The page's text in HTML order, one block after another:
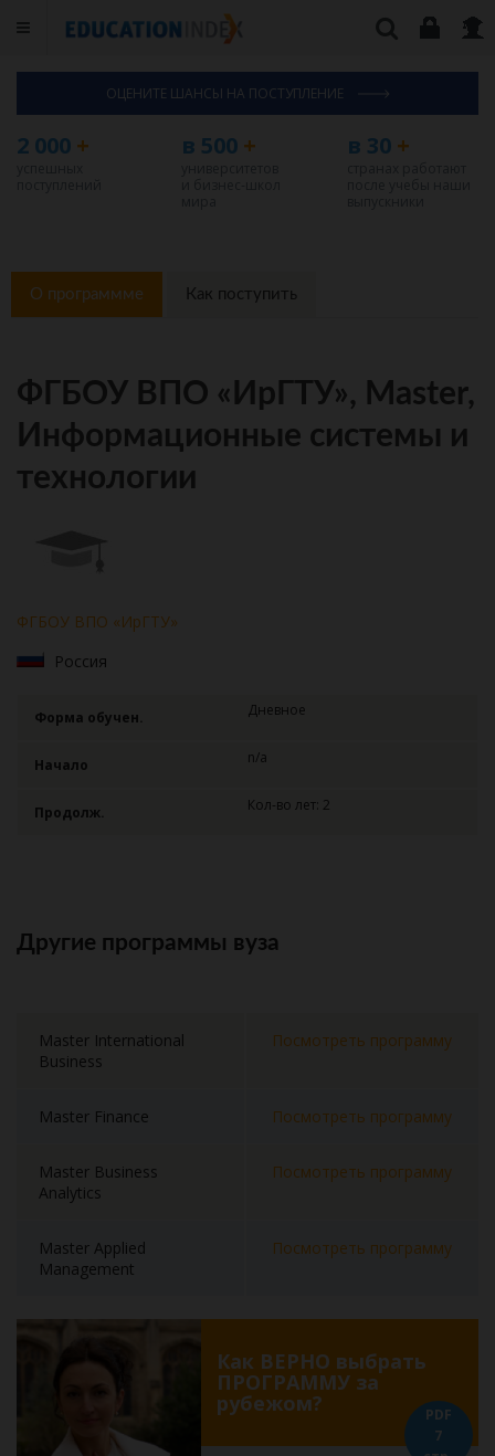
ОЦЕНИТЕ ШАНСЫ НА ПОСТУПЛЕНИЕ
2 000 + в 500 + в 30+
О программме Как поступить
ФГБОУ ВПО «ИрГТУ», Master,
Информационные системы и
технологии
ФГБОУ ВПО «ИрГТУ»
Россия
Форма обучен. Дневное
Начало n/a
Продолж. Кол-во лет: 2
Другие программы вуза
Master International
Business
Посмотреть программу
Master Finance Посмотреть программу
Master Business
Analytics
Посмотреть программу
Master Applied
Management
Посмотреть программу
Как ВЕРНО выбрать
ПРОГРАММУ за
рубежом?
PDF
7